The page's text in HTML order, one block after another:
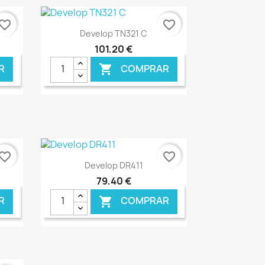
Ver+
Develop TN321 C
101,20 €
 COMPRAR
favorite_border
Ver+
Develop DR411
79,40 €
 COMPRAR
favorite_border